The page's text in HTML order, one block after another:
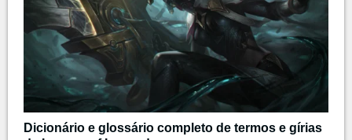
Dicionário e glossário completo de termos e gírias